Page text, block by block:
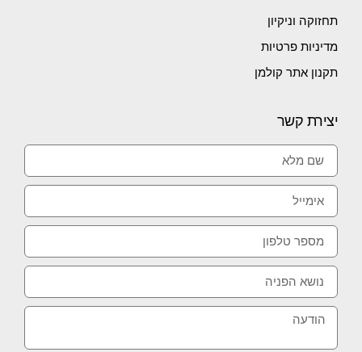
תחזוקה וניקיון
מדיניות פרטיות
תקנון אתר קולמן
יצירת קשר